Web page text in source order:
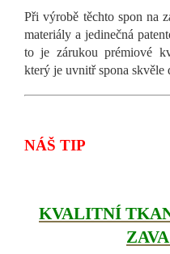
Při výrobě těchto spon na
materiály a jedinečná
to je zárukou prémiové
který je uvnitř spona skvěle
NÁŠ TIP
KVALITNÍ